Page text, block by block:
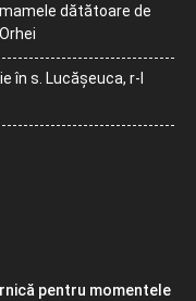
dătătoare de
în s. Lucășeuca, r-l
pentru momentele